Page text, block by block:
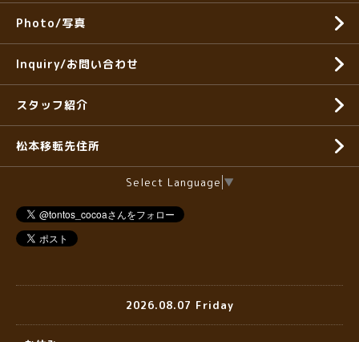
Photo/写真
Inquiry/お問い合わせ
スタッフ紹介
松本移転先住所
Select Language ▼
2026.08.07 Friday